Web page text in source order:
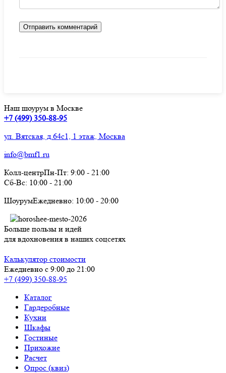
Отправить комментарий
Наш шоурум в Москве
+7 (499) 350-88-95
ул. Вятская, д.64с1, 1 этаж, Москва
info@bmf1.ru
Колл-центрПн-Пт: 9:00 - 21:00
Сб-Вс: 10:00 - 21:00
ШоурумЕжедневно: 10:00 - 20:00
Больше пользы и идей
для вдохновения в наших соцсетях
Калькулятор стоимости
Ежедневно с 9:00 до 21:00
+7 (499) 350-88-95
Каталог
Гардеробные
Кухни
Шкафы
Гостиные
Прихожие
Расчет
Опрос (квиз)